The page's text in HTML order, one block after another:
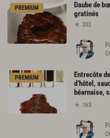
PREMIUM Daubede
gratinés
202
PREMIUM
Entrecôte
d’hôtel,
163